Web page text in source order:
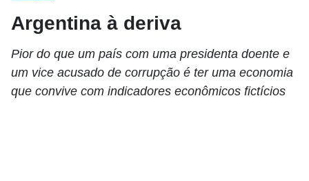
Argentina à deriva
Pior do que um país com uma presidenta doente e
um vice acusado de corrupção é ter uma economia
que convive com indicadores econômicos fictícios